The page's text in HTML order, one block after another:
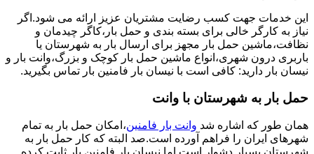
این خدمات جهت کسب رضایت مشتریان عزیز ارائه می شود.اگر
نیاز به کارگر خالی برای بسته بندی و حمل بار،کاگر چیدمان و
نظافت،ماشین حمل بار مجهز برای ارسال بار به شهرستان یا
باربری درون شهری،انواع ماشین حمل بار کوچک و بزرگ،وانت بار و
نیسان بار دارید: کافی است با نیسان بار فامنین بار تماس بگیرید.
حمل بار به شهرستان با وانت
همان طور که اشاره شد وانت بار فامنین،امکان حمل بار به تمام
شهرهای ایران را فراهم آورده است.صد البته که کار حمل بار به